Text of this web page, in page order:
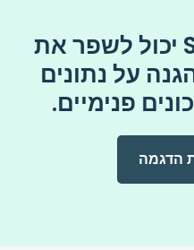
למד כיצד Syteca יכול לשפר את
על נתונים
פנימיים.
הדגמה